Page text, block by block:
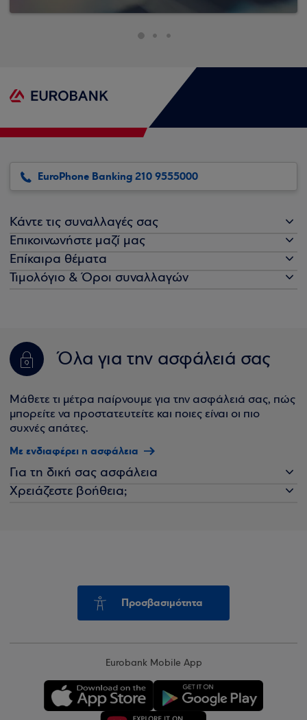
EuroPhone Banking 210 9555000
Κάντε τις συναλλαγές σας
Επικοινωνήστε μαζί μας
Επίκαιρα θέματα
Τιμολόγιο & Όροι συναλλαγών
Όλα για την ασφάλειά σας
Μάθετε τι μέτρα παίρνουμε για την ασφάλειά σας, πώς
μπορείτε να προστατευτείτε και ποιες είναι οι πιο
συχνές απάτες.
Με ενδιαφέρει η ασφάλεια
Για τη δική σας ασφάλεια
Χρειάζεστε βοήθεια;
Προσβασιμότητα
Eurobank Mobile App